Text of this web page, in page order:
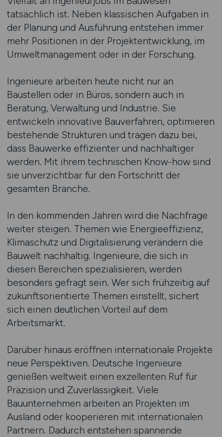
tatsächlich ist. Neben klassischen Aufgaben in
der Planung und Ausführung entstehen immer
mehr Positionen in der Projektentwicklung, im
Umweltmanagement oder in der Forschung.
Ingenieure arbeiten heute nicht nur an
Baustellen oder in Büros, sondern auch in
Beratung, Verwaltung und Industrie. Sie
entwickeln innovative Bauverfahren, optimieren
bestehende Strukturen und tragen dazu bei,
dass Bauwerke effizienter und nachhaltiger
werden. Mit ihrem technischen Know-how sind
sie unverzichtbar für den Fortschritt der
gesamten Branche.
In den kommenden Jahren wird die Nachfrage
weiter steigen. Themen wie Energieeffizienz,
Klimaschutz und Digitalisierung verändern die
Bauwelt nachhaltig. Ingenieure, die sich in
diesen Bereichen spezialisieren, werden
besonders gefragt sein. Wer sich frühzeitig auf
zukunftsorientierte Themen einstellt, sichert
sich einen deutlichen Vorteil auf dem
Arbeitsmarkt.
Darüber hinaus eröffnen internationale Projekte
neue Perspektiven. Deutsche Ingenieure
genießen weltweit einen exzellenten Ruf für
Präzision und Zuverlässigkeit. Viele
Bauunternehmen arbeiten an Projekten im
Ausland oder kooperieren mit internationalen
Partnern. Dadurch entstehen spannende